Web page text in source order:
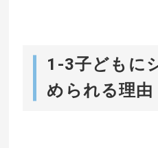
1-3子どもに
められる理由